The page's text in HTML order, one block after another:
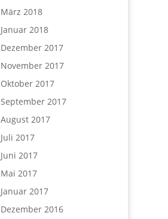
März 2018
Januar 2018
Dezember 2017
November 2017
Oktober 2017
September 2017
August 2017
Juli 2017
Juni 2017
Mai 2017
Januar 2017
Dezember 2016